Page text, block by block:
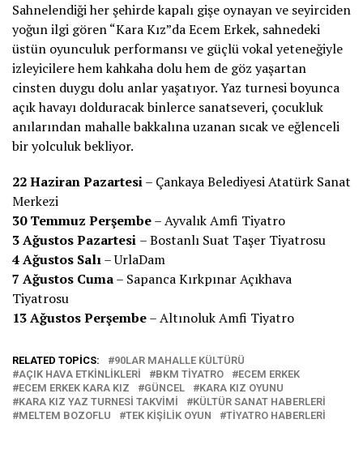
Sahnelendiği her şehirde kapalı gişe oynayan ve seyirciden
yoğun ilgi gören “Kara Kız”da Ecem Erkek, sahnedeki
üstün oyunculuk performansı ve güçlü vokal yeteneğiyle
izleyicilere hem kahkaha dolu hem de göz yaşartan
cinsten duygu dolu anlar yaşatıyor. Yaz turnesi boyunca
açık havayı dolduracak binlerce sanatseveri, çocukluk
anılarından mahalle bakkalına uzanan sıcak ve eğlenceli
bir yolculuk bekliyor.
22 Haziran Pazartesi– Çankaya Belediyesi Atatürk Sanat
Merkezi
30 Temmuz Perşembe– Ayvalık Amfi Tiyatro
3 Ağustos Pazartesi – Bostanlı Suat Taşer Tiyatrosu
4 Ağustos Salı– UrlaDam
7 Ağustos Cuma– Sapanca Kırkpınar Açıkhava
Tiyatrosu
13 Ağustos Perşembe– Altınoluk Amfi Tiyatro
RELATED TOPICS:
90LAR MAHALLE KÜLTÜRÜ
AÇIK HAVA ETKINLIKLERI
BKM TIYATRO
ECEM ERKEK
ECEM ERKEK KARA KIZ
GÜNCEL
KARA KIZ OYUNU
KARA KIZ YAZ TURNESI TAKVIMI
KÜLTÜR SANAT HABERLERI
MELTEM BOZOFLU
TEK KIŞILIK OYUN TIYATRO HABERLERI